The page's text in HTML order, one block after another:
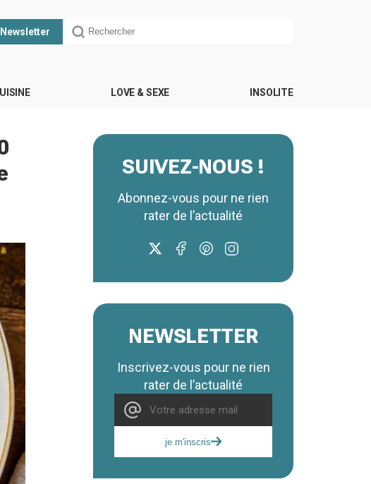
Newsletter
LOVE & SEXE INSOLITE
SUIVEZ-NOUS !
Abonnez-vous pour ne rien
rater de l’actualité
NEWSLETTER
Inscrivez-vous pour ne rien
rater de l’actualité
je m'inscris